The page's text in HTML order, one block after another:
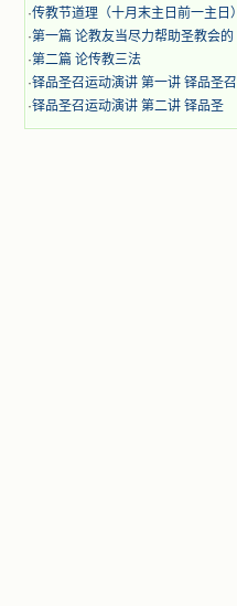
·传教节道理（十月末主日前一主日）
·第一篇 论教友当尽力帮助圣教会的
·第二篇 论传教三法
·铎品圣召运动演讲 第一讲 铎品圣召
·铎品圣召运动演讲 第二讲 铎品圣